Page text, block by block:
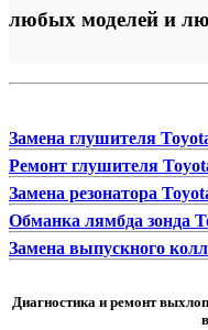
любых моделей и
Замена глушителя
Ремонт глушителя
Замена резонатора
Обманка лямбда зонда
Замена выпускного
Диагностика и ремонт